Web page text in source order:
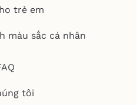
trẻ em
màu sắc cá nhân
tôi